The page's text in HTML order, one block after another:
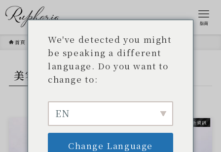
指南
首頁
美容展 - TAG -.
最新資訊
We've detected you might
be speaking a different
language. Do you want to
change to:
EN
Change Language